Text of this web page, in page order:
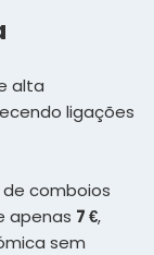
alta
ligações
de comboios
apenas 7 €,
sem